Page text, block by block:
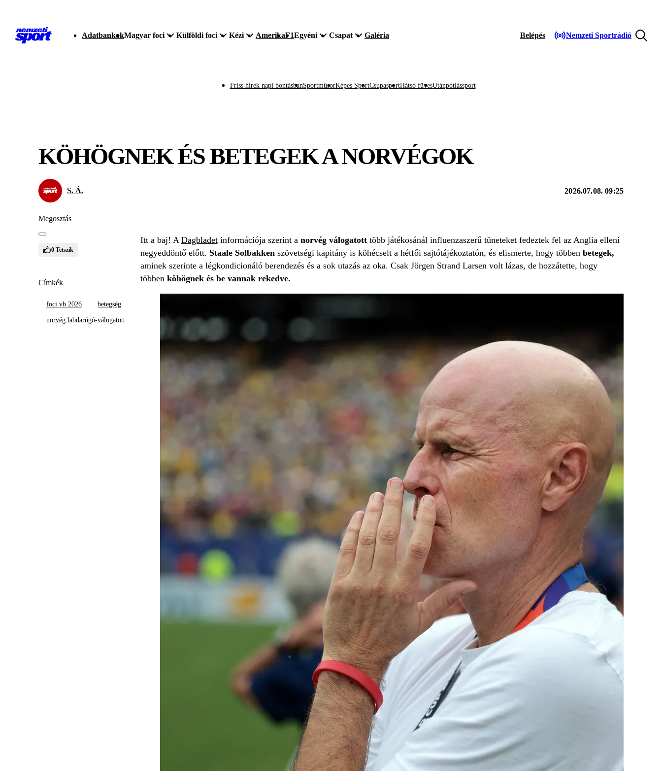
AdatbankokMagyar foci Külföldi foci Kézi AmerikaF1Egyéni Csapat Galéria Belépés Nemzeti Sportrádió
Friss hírek napi bontásbanSportműsorKépes SportCsupasportHátsó füvesUtánpótlássport
KÖHÖGNEK ÉS BETEGEK A NORVÉGOK
S. Á. 2026.07.08. 09:25
Megosztás
0 Tetszik
Címkék
foci vb 2026 betegség
norvég labdarúgó-válogatott
Itt a baj! A Dagbladetinformációja szerint a norvég válogatotttöbb játékosánál influenzaszerű tüneteket fedeztek fel az Anglia elleni
negyeddöntő előtt. Staale Solbakkenszövetségi kapitány is köhécselt a hétfői sajtótájékoztatón, és elismerte, hogy többen betegek,
aminek szerinte a légkondicionáló berendezés és a sok utazás az oka. Csak Jörgen Strand Larsen volt lázas, de hozzátette, hogy
többen köhögnek és be vannak rekedve.